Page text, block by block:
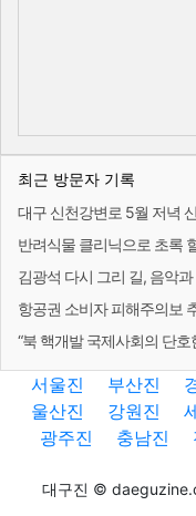
최근 방문자 기록
대구 신천강변로 5월 저녁
반려식물 클리닉으로 초록
김광석 다시 그리 길, 음악
항공권 소비자 피해주의보
“북 핵개발 국제사회의 단호
서울진 부산진
울산진
강원진
광주진
충남진
대구진 ©